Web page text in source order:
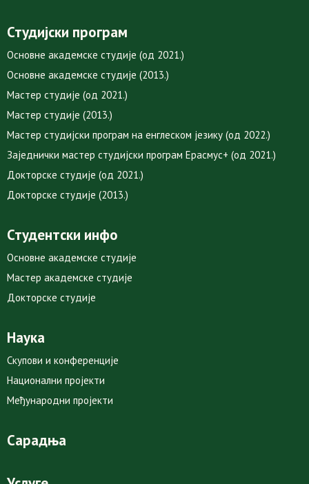
Студијски програм
Основне академске студије (од 2021.)
Основне академске студије (2013.)
Мастер студије (од 2021.)
Мастер студије (2013.)
Мастер студијски програм на енглеском језику (од 2022.)
Заједнички мастер студијски програм Ерасмус+ (од 2021.)
Докторске студије (од 2021.)
Докторске студије (2013.)
Студентски инфо
Основне академске студије
Мастер академске студије
Докторске студије
Наука
Скупови и конференције
Национални пројекти
Међународни пројекти
Сарадња